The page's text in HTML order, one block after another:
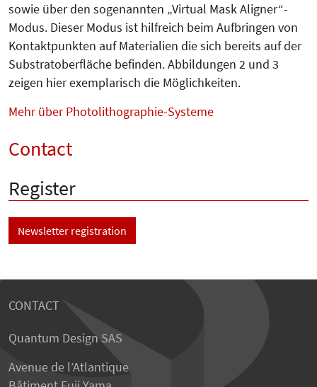
sowie über den sogenannten „Virtual Mask Aligner“-
Modus. Dieser Modus ist hilfreich beim Aufbringen von
Kon­takt­punkten auf Mate­rialien die sich bereits auf der
Substratoberfläche befinden. Abbil­dungen 2 und 3
zeigen hier exemplarisch die Mög­lichkeiten.
Mehr über Photolithographie-Systeme
Contact
Register
Newsletter registration
CONTACT
Quantum Design SAS
Avenue de l’Atlantique